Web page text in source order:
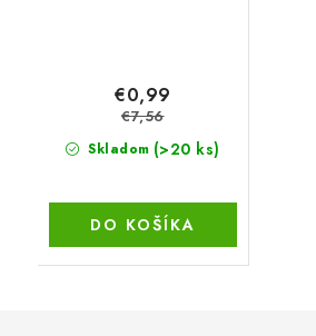
Skladom (>20 ks)
€0,99
€7,56
DO KOŠÍKA